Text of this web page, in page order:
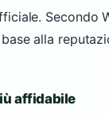
Secondo
alla
affidabile